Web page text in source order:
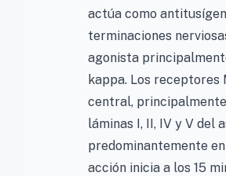
actúa como
terminaciones
agonista
kappa. Los receptores
central,
láminas I, II, IV y V del
predominantemente
acción inicia a los 15